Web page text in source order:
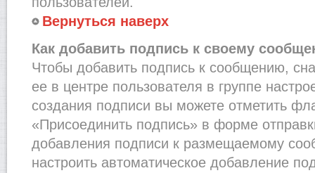
Вернуться наверх
Как добавить подпись к своему
Чтобы добавить подпись к сообщению,
ее в центре пользователя в группе
создания подписи вы можете отметить
«Присоединить подпись» в форме
добавления подписи к размещаемому
настроить автоматическое добавление